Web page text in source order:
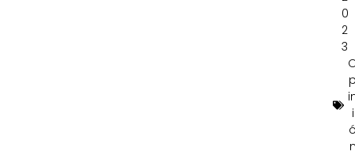
0
2
3
i